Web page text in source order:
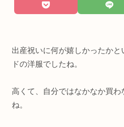
出産祝いに何が嬉しかったか
ドの洋服でしたね。
高くて、自分ではなかなか買わ
ね。